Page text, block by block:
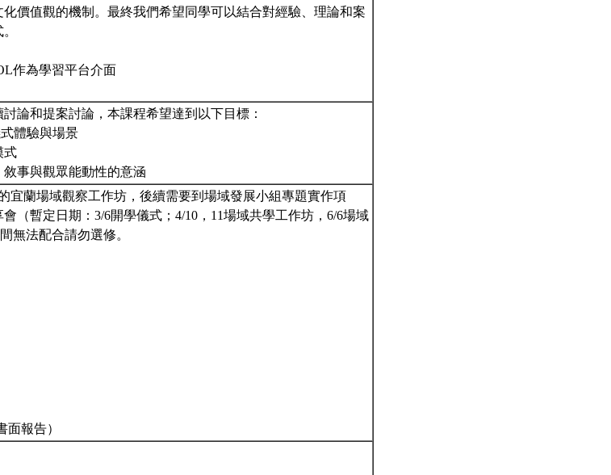
價值觀的機制。最終我們希望同學可以結合對經驗、理論和案
作為學習平台介面
論和提案討論，本課程希望達到以下目標：
體驗與場景
式
事與觀眾能動性的意涵
宜蘭場域觀察工作坊，後續需要到場域發展小組專題實作項
（暫定日期：3/6開學儀式；4/10，11場域共學工作坊，6/6場域
無法配合請勿選修。
面報告）